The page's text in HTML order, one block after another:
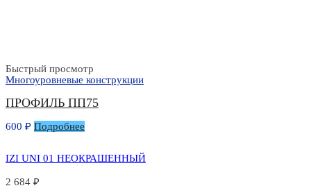
Быстрый просмотр
Многоуровневые конструкции
ПРОФИЛЬ ПП75
600 ₽ Подробнее
IZI UNI 01 НЕОКРАШЕННЫЙ
2 684 ₽